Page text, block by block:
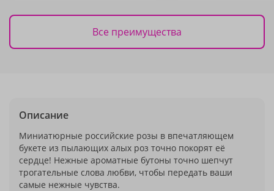
Все преимущества
Описание
Миниатюрные российские розы в впечатляющем
букете из пылающих алых роз точно покорят её
сердце! Нежные ароматные бутоны точно шепчут
трогательные слова любви, чтобы передать ваши
самые нежные чувства.